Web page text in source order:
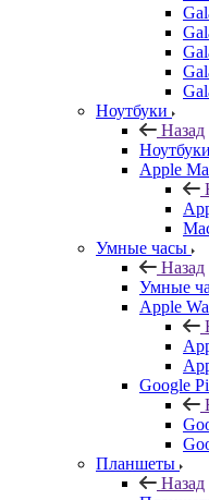
Ноутбуки
Назад
Ноутбуки
Apple
Умные часы
Назад
Умные
Apple
Google
Планшеты
Назад